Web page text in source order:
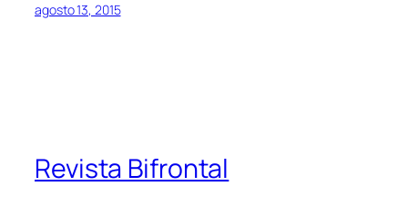
agosto 13, 2015
Revista Bifrontal